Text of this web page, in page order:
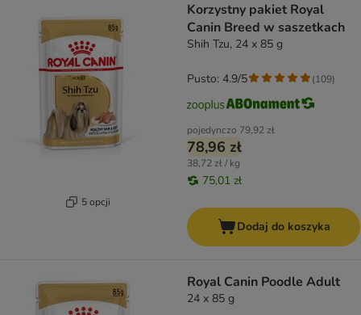
5 opcji
Korzystny pakiet Royal
Canin Breed w saszetkach
Shih Tzu, 24 x 85 g
pojedynczo 79,92 zł
78,96 zł
38,72 zł / kg
75,01 zł
Pusto: 4.9/5 (109)
Dodaj do koszyka
Royal Canin Poodle Adult
24 x 85 g